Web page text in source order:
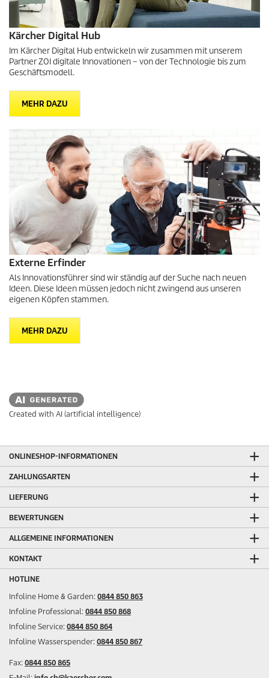
Kärcher Digital Hub
Im Kärcher Digital Hub entwickeln wir zusammen mit unserem
Partner ZOI digitale Innovationen – von der Technologie bis zum
Geschäftsmodell.
MEHR DAZU
Externe Erfinder
Als Innovationsführer sind wir ständig auf der Suche nach neuen
Ideen. Diese Ideen müssen jedoch nicht zwingend aus unseren
eigenen Köpfen stammen.
MEHR DAZU
Created with AI (artificial intelligence)
ONLINESHOP-INFORMATIONEN
ZAHLUNGSARTEN
LIEFERUNG
BEWERTUNGEN
ALLGEMEINE INFORMATIONEN
KONTAKT
HOTLINE
Infoline Home & Garden: 0844 850 863
Infoline Professional: 0844 850 868
Infoline Service: 0844 850 864
Infoline Wasserspender: 0844 850 867
Fax: 0844 850 865